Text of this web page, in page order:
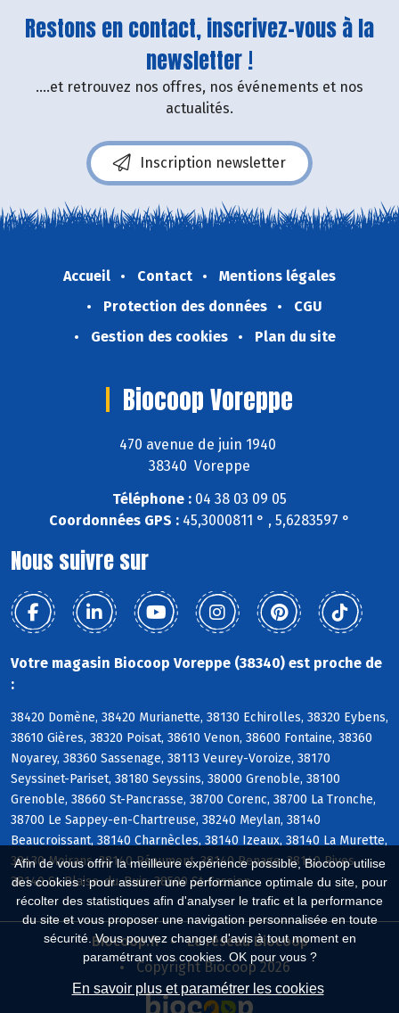
Afin de vous offrir la meilleure expérience possible, Biocoop utilise
des cookies : pour assurer une performance optimale du site, pour
récolter des statistiques afin d'analyser le trafic et la performance
du site et vous proposer une navigation personnalisée en toute
sécurité. Vous pouvez changer d'avis à tout moment en
paramétrant vos cookies. OK pour vous ?
En savoir plus et paramétrer les cookies
Restons en contact, inscrivez-vous à la
newsletter !
....et retrouvez nos offres, nos événements et nos
actualités.
Inscription newsletter
Accueil Contact
Mentions légales
Protection des données
CGU
Gestion des cookies
Plan du site
Biocoop Voreppe
470 avenue de juin 1940
38340 Voreppe
Téléphone : 04 38 03 09 05
Coordonnées GPS : 45,3000811 ° , 5,6283597 °
Nous suivre sur
Votre magasin Biocoop Voreppe (38340) est proche de
:
38420 Domène, 38420 Murianette, 38130 Echirolles, 38320 Eybens,
38610 Gières, 38320 Poisat, 38610 Venon, 38600 Fontaine, 38360
Noyarey, 38360 Sassenage, 38113 Veurey-Voroize, 38170
Seyssinet-Pariset, 38180 Seyssins, 38000 Grenoble, 38100
Grenoble, 38660 St-Pancrasse, 38700 Corenc, 38700 La Tronche,
38700 Le Sappey-en-Chartreuse, 38240 Meylan, 38140
Beaucroissant, 38140 Charnècles, 38140 Izeaux, 38140 La Murette,
38430 Moirans, 38140 Réaumont, 38140 Renage, 38140 Rives,
38140 St-Blaise-du-Buis, 38500 St-Cassien
Biocoop.fr
Le réseau Biocoop
Copyright Biocoop 2026